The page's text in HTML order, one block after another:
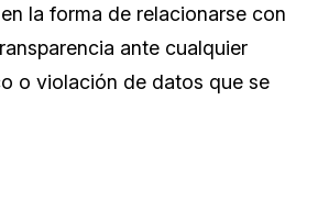
la forma de relacionarse con
ante cualquier
o violación de datos que se